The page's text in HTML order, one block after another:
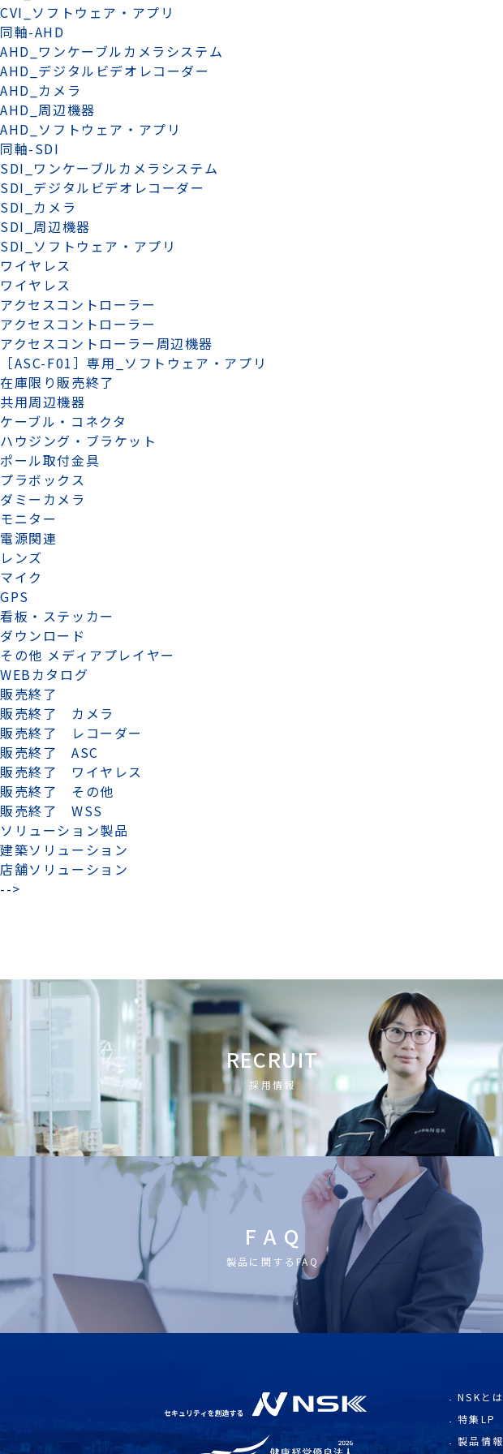
CVI_ソフトウェア・アプリ
同軸-AHD
AHD_ワンケーブルカメラシステム
AHD_デジタルビデオレコーダー
AHD_カメラ
AHD_周辺機器
AHD_ソフトウェア・アプリ
同軸-SDI
SDI_ワンケーブルカメラシステム
SDI_デジタルビデオレコーダー
SDI_カメラ
SDI_周辺機器
SDI_ソフトウェア・アプリ
ワイヤレス
ワイヤレス
アクセスコントローラー
アクセスコントローラー
アクセスコントローラー周辺機器
［ASC-F01］専用_ソフトウェア・アプリ
在庫限り販売終了
共用周辺機器
ケーブル・コネクタ
ハウジング・ブラケット
ポール取付金具
プラボックス
ダミーカメラ
モニター
電源関連
レンズ
マイク
GPS
看板・ステッカー
ダウンロード
その他 メディアプレイヤー
WEBカタログ
販売終了
販売終了 カメラ
販売終了 レコーダー
販売終了 ASC
販売終了 ワイヤレス
販売終了 その他
販売終了 WSS
ソリューション製品
建築ソリューション
店舗ソリューション
-->
RECRUIT
採用情報
F A Q
製品に関するFAQ
NSKとは
特集LP
製品情報